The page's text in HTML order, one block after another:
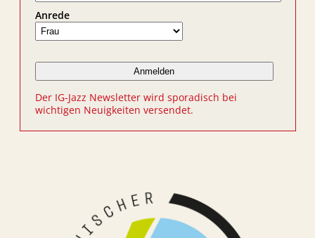
Anrede
Der IG-Jazz Newsletter wird sporadisch bei
wichtigen Neuigkeiten versendet.